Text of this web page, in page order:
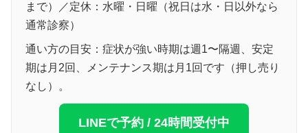
まで）／定休：水曜・日曜（祝日は水・日以外なら
通常診察）
通い方の目安：症状が強い時期は週1〜隔週、安定
期は月2回、メンテナンス期は月1回です（押し売り
なし）。
LINEで予約 / 24時間受付中